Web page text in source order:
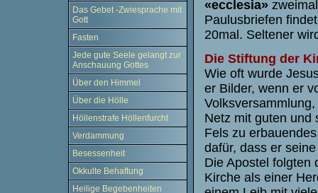
Das Gebet -Zwiesprache mit
Gott
Fasten
Jede gute Seele gelangt zur
Anschauung Gottes
Über den Himmel
Über die Hölle
Höllenstrafe Höllenfurcht
Verdammung
Besessenheit
Okkulte Behaftung
Heilige Begebenheiten
«ecclesia»
Paulusbriefen
20mal. Seltener
Die Stiftung der
Wie oft wurde
er Bilder, wenn er
Netz mit guten und
Fels zu
dafür, dass er
Die Apostel folgten
Kirche als einer